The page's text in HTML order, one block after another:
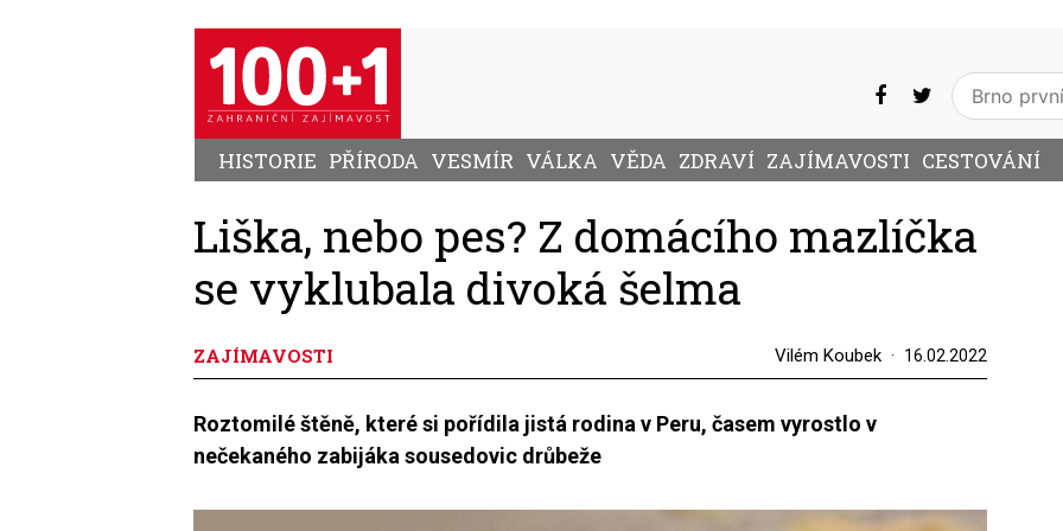
HISTORIE PŘÍRODA VESMÍR VÁLKA VĚDA ZDRAVÍ ZAJÍMAVOSTI CESTOVÁNÍ
Liška, nebo pes? Z domácího mazlíčka
se vyklubala divoká šelma
ZAJÍMAVOSTI Vilém Koubek 16.02.2022
Roztomilé štěně, které si pořídila jistá rodina v Peru, časem vyrostlo v
nečekaného zabijáka sousedovic drůbeže